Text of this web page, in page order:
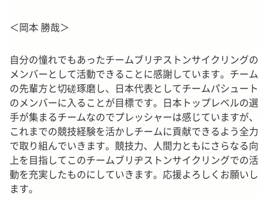
＜岡本 勝哉＞
自分の憧れでもあったチームブリヂストンサイクリングの
メンバーとして活動できることに感謝しています。チーム
の先輩方と切磋琢磨し、日本代表としてチームパシュート
のメンバーに入ることが目標です。日本トップレベルの選
手が集まるチームなのでプレッシャーは感じていますが、
これまでの競技経験を活かしチームに貢献できるよう全力
で取り組んでいきます。 競技力、人間力ともにさらなる向
上を目指してこのチームブリヂストンサイクリングでの活
動を充実したものにしていきます。応援よろしくお願いし
ます。